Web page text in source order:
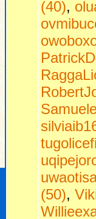
(40),
(50),